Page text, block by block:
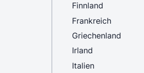
Finnland
Frankreich
Griechenland
Irland
Italien